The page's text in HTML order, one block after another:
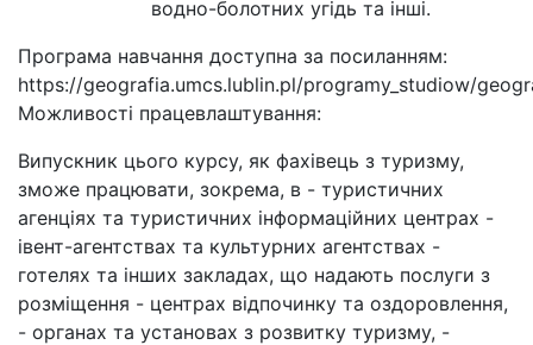
водно-болотних угідь та інші.
Програма навчання доступна за посиланням:
https://geografia.umcs.lublin.pl/programy_studiow/
Можливості працевлаштування:
Випускник цього курсу, як фахівець з туризму,
зможе працювати, зокрема, в - туристичних
агенціях та туристичних інформаційних центрах -
івент-агентствах та культурних агентствах -
готелях та інших закладах, що надають послуги з
розміщення - центрах відпочинку та оздоровлення,
- органах та установах з розвитку туризму, -